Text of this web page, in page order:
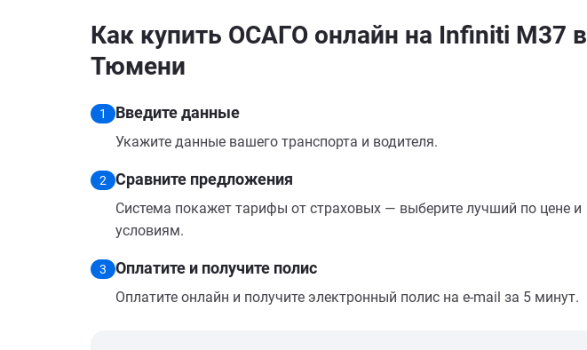
Как купить ОСАГО онлайн на Infiniti M37 в
Тюмени
1 Введите данные
Укажите данные вашего транспорта и водителя.
2 Сравните предложения
Система покажет тарифы от страховых — выберите лучший по цене и
условиям.
3 Оплатите и получите полис
Оплатите онлайн и получите электронный полис на e-mail за 5 минут.